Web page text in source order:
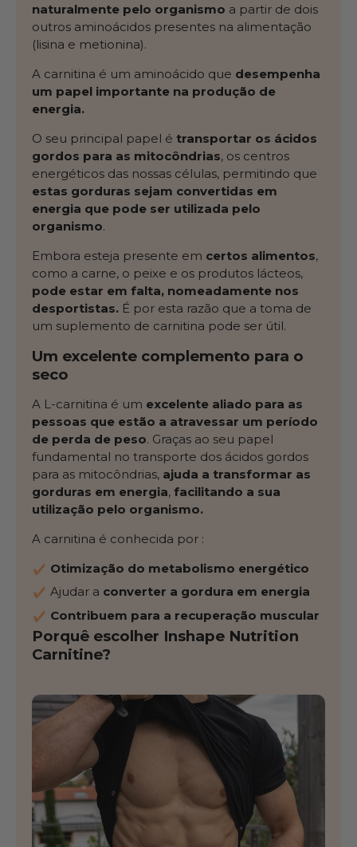
naturalmente pelo organismo a partir de dois
outros aminoácidos presentes na alimentação
(lisina e metionina).
A carnitina é um aminoácido que desempenha
um papel importante na produção de
energia.
O seu principal papel é transportar os ácidos
gordos para as mitocôndrias, os centros
energéticos das nossas células, permitindo que
estas gorduras sejam convertidas em
energia que pode ser utilizada pelo
organismo.
Embora esteja presente em certos alimentos,
como a carne, o peixe e os produtos lácteos,
pode estar em falta, nomeadamente nos
desportistas. É por esta razão que a toma de
um suplemento de carnitina pode ser útil.
Um excelente complemento para o
seco
A L-carnitina é um excelente aliado para as
pessoas que estão a atravessar um período
de perda de peso. Graças ao seu papel
fundamental no transporte dos ácidos gordos
para as mitocôndrias, ajuda a transformar as
gorduras em energia, facilitando a sua
utilização pelo organismo.
A carnitina é conhecida por :
Otimização do metabolismo energético
Ajudar a converter a gordura em energia
Contribuem para a recuperação muscular
Porquê escolher Inshape Nutrition
Carnitine?